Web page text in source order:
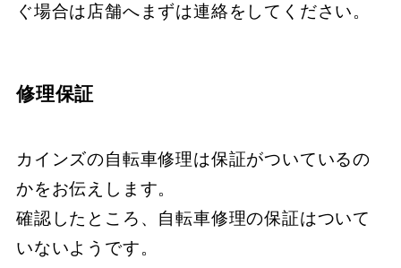
ぐ場合は店舗へまずは連絡をしてください。
修理保証
カインズの自転車修理は保証がついているの
かをお伝えします。
確認したところ、自転車修理の保証はついて
いないようです。